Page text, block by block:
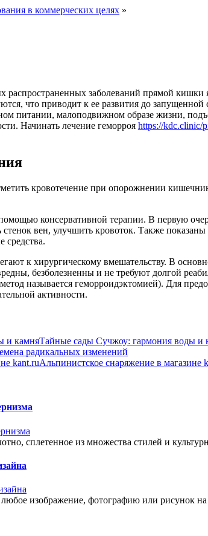
в коммерческих целях »
заболеваний прямой кишки
что приводит к ее развития до
питании, малоподвижном образе жизни,
Начинать лечение геморроя https://kdc.clinic/
кровотечение при опорожнении
консервативной терапии. В первую
стенок вен, улучшить кровоток. Также
средства.
к хирургическому вмешательству. В
безболезненны и не требуют долгой
называется геморроидэктомией). Для
активности.
Тайные сады Сучжоу: гармония воды и
радикальных изменений
Альпинистское снаряжение в магазине
сплетенное из множества стилей и
изображение, фотографию или рисунок